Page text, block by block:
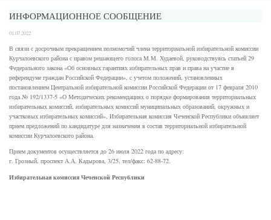
ИНФОРМАЦИОННОЕ СООБЩЕНИЕ
01.07.2022
В связи с досрочным прекращением полномочий члена территориальной избирательной комиссии
Курчалоевского района с правом решающего голоса М.М. Худаевой, руководствуясь статьей 29
Федерального закона «Об основных гарантиях избирательных прав и права на участие в
референдуме граждан Российской Федерации», с учетом положений, установленных
постановлением Центральной избирательной комиссии Российской Федерации от 17 февраля 2010
года № 192/1337-5 «О Методических рекомендациях о порядке формирования территориальных
избирательных комиссий, избирательных комиссий муниципальных образований, окружных и
участковых избирательных комиссий», Избирательная комиссия Чеченской Республики объявляет
прием предложений по кандидатуре для назначения в состав территориальной избирательной
комиссии Курчалоевского района.
Прием документов осуществляется до 26 июля 2022 года по адресу:
г. Грозный, проспект А.А. Кадырова, 3/25, тел/факс: 62-88-72.
Избирательная комиссияЧеченской Республики